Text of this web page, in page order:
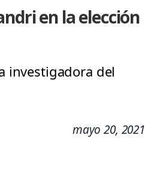
en la elección
investigadora del
mayo 20, 2021